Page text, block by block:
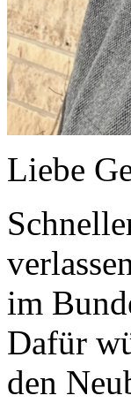
Liebe
im
Dafür
den